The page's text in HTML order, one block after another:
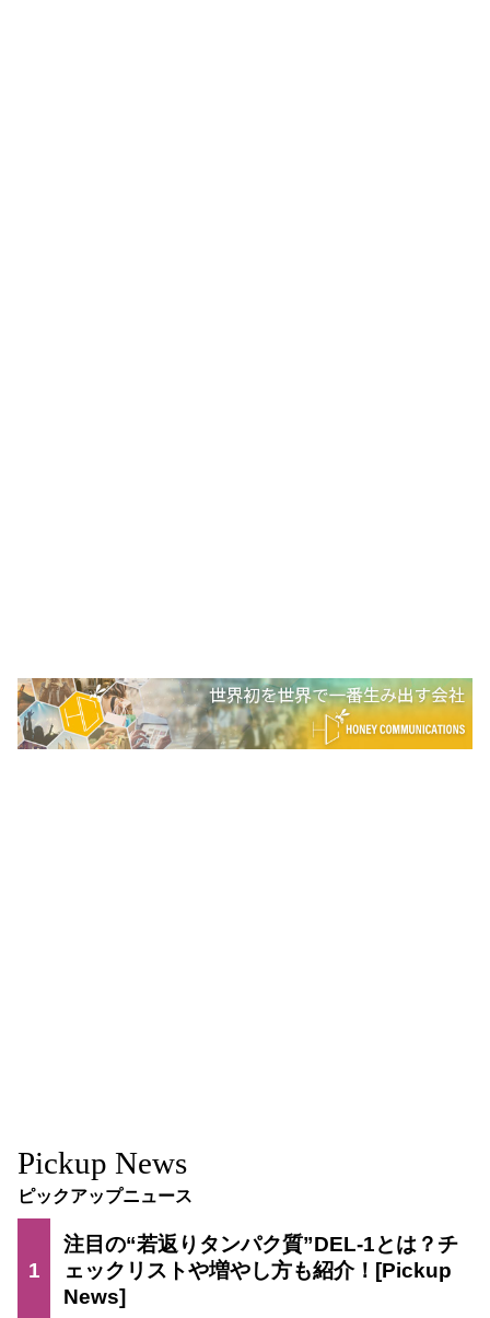
Pickup News
ピックアップニュース
1
注目の“若返りタンパク質”DEL-1とは？チ
ェックリストや増やし方も紹介！